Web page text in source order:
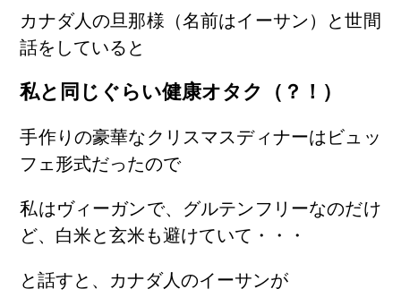
カナダ人の旦那様（名前はイーサン）と世間
話をしていると
私と同じぐらい健康オタク（？！）
手作りの豪華なクリスマスディナーはビュッ
フェ形式だったので
私はヴィーガンで、グルテンフリーなのだけ
ど、白米と玄米も避けていて・・・
と話すと、カナダ人のイーサンが